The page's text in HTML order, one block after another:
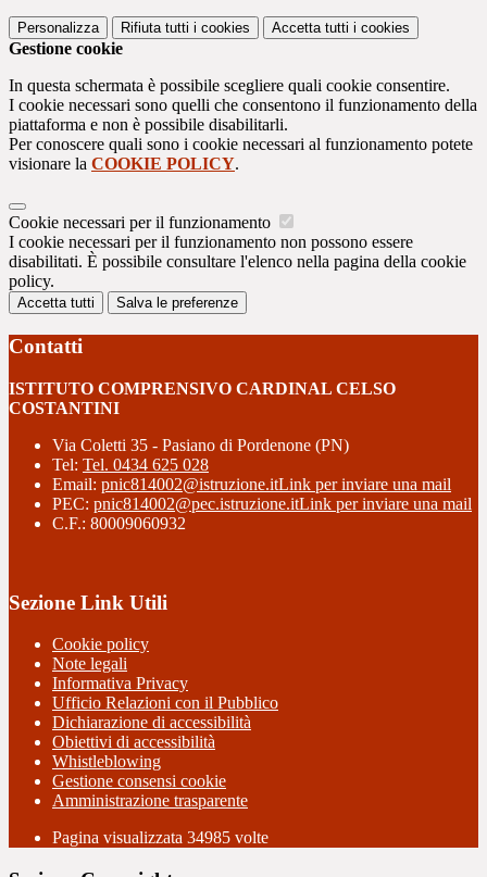
Personalizza Rifiuta tutti i cookies Accetta tutti i cookies
Gestione cookie
In questa schermata è possibile scegliere quali cookie consentire.
I cookie necessari sono quelli che consentono il funzionamento della
piattaforma e non è possibile disabilitarli.
Per conoscere quali sono i cookie necessari al funzionamento potete
visionare la COOKIE POLICY.
Cookie necessari per il funzionamento
I cookie necessari per il funzionamento non possono essere
disabilitati. È possibile consultare l'elenco nella pagina della cookie
policy.
Accetta tutti Salva le preferenze
Contatti
ISTITUTO COMPRENSIVO CARDINAL CELSO
COSTANTINI
Via Coletti 35 - Pasiano di Pordenone (PN)
Tel: Tel. 0434 625 028
Email: pnic814002@istruzione.itLink per inviare una mail
PEC: pnic814002@pec.istruzione.itLink per inviare una mail
C.F.: 80009060932
Sezione Link Utili
Cookie policy
Note legali
Informativa Privacy
Ufficio Relazioni con il Pubblico
Dichiarazione di accessibilità
Obiettivi di accessibilità
Whistleblowing
Gestione consensi cookie
Amministrazione trasparente
Pagina visualizzata 34985 volte